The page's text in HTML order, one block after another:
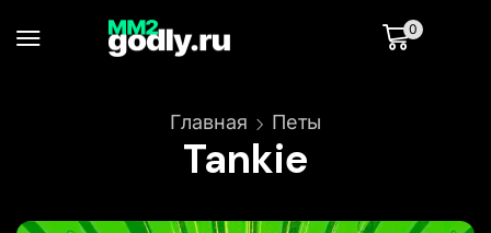
0
Главная Петы
Tankie